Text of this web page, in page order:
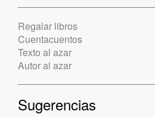
Regalar libros
Cuentacuentos
Texto al azar
Autor al azar
Sugerencias